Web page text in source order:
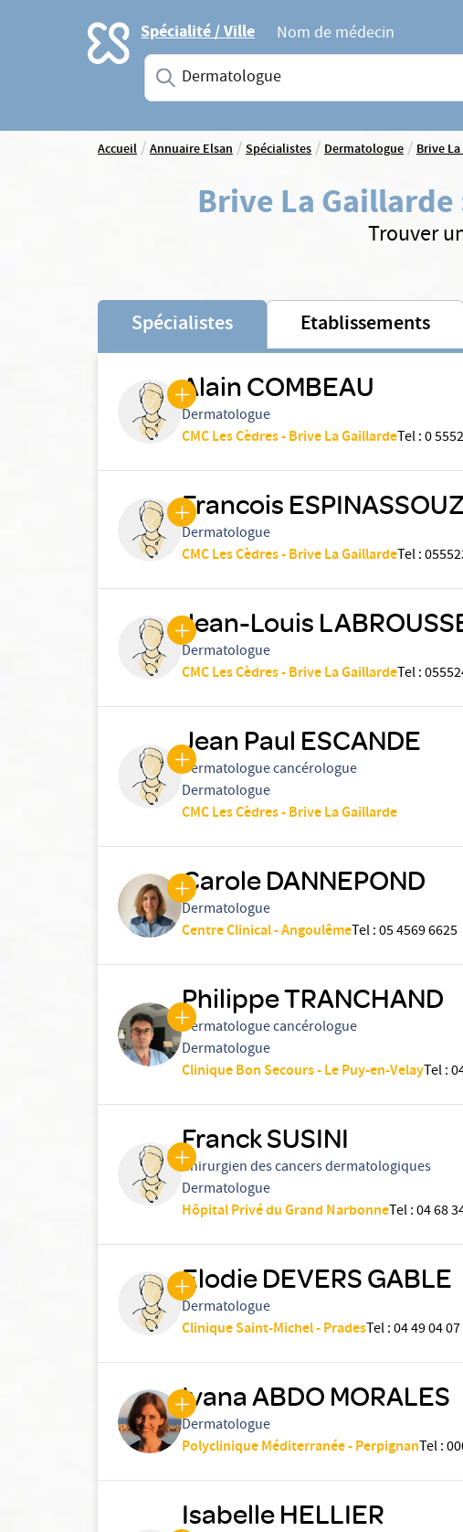
Accueil Spécialité / Ville
Nom de médecin
Saisissez une spécialité ou un service
Accueil/Annuaire Elsan/Spécialistes/Dermatologue/Brive
Brive La Gaillarde
Trouver
Spécialistes Etablissements
Alain COMBEAU
Dermatologue
CMC Les Cèdres - Brive La GaillardeTel:0
Francois
Dermatologue
CMC Les Cèdres - Brive La GaillardeTel:
Jean-Louis
Dermatologue
CMC Les Cèdres - Brive La GaillardeTel:
Jean Paul ESCANDE
Dermatologue cancérologue
Dermatologue
CMC Les Cèdres - Brive La Gaillarde
Carole DANNEPOND
Dermatologue
Centre Clinical - AngoulêmeTel:05 4569 6625
Philippe TRANCHAND
Dermatologue cancérologue
Dermatologue
Clinique Bon Secours - Le Puy-en-VelayTel:
Franck SUSINI
Chirurgien des cancers dermatologiques
Dermatologue
Hôpital Privé du Grand NarbonneTel:04 68
Elodie DEVERS GABLE
Dermatologue
Clinique Saint-Michel - PradesTel:04 49 04
Ivana ABDO MORALES
Dermatologue
Polyclinique Méditerranée - PerpignanTel:
Isabelle HELLIER